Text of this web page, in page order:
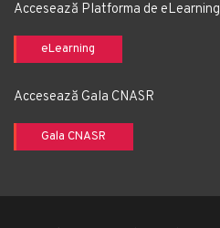
Accesează Platforma de eLearning
eLearning
Accesează Gala CNASR
Gala CNASR